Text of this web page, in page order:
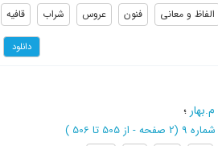
الفاظ و معانی فنون عروس شراب قافیه
دانلود
م.بهار ؛
(‎2 صفحه - از 505 تا 506 )